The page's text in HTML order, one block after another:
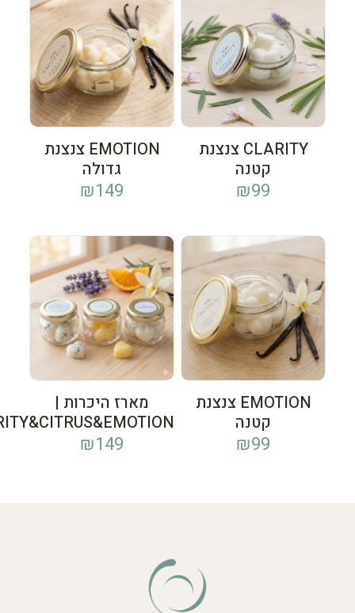
CLARITY צנצנת
קטנה
₪99
EMOTION צנצנת
גדולה
₪149
EMOTION צנצנת
קטנה
₪99
מארז היכרות |
₪149